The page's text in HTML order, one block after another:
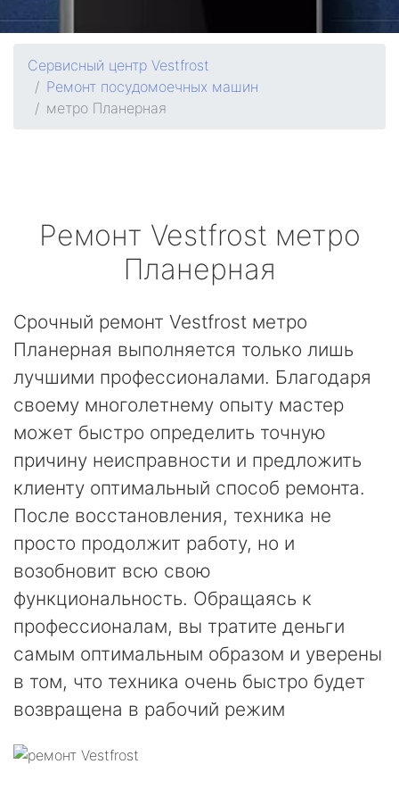
Сервисный центр Vestfrost
Ремонт посудомоечных машин
метро Планерная
Ремонт Vestfrost метро
Планерная
Срочный ремонт Vestfrost метро
Планерная выполняется только лишь
лучшими профессионалами. Благодаря
своему многолетнему опыту мастер
может быстро определить точную
причину неисправности и предложить
клиенту оптимальный способ ремонта.
После восстановления, техника не
просто продолжит работу, но и
возобновит всю свою
функциональность. Обращаясь к
профессионалам, вы тратите деньги
самым оптимальным образом и уверены
в том, что техника очень быстро будет
возвращена в рабочий режим